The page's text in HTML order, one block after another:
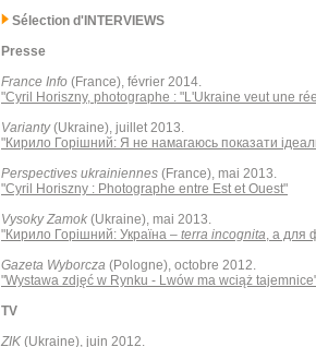
Sélection d'INTERVIEWS
Presse
France Info (France), février 2014.
"Cyril Horiszny, photographe : "L'Ukraine veut une
Varianty(Ukraine), juillet 2013.
"Кирило Горішний: Я не намагаюсь показати
Perspectives ukrainiennes (France), mai 2013.
"Cyril Horiszny : Photographe entre Est et Ouest"
Vysoky Zamok (Ukraine), mai 2013.
"Кирило Горішний: Україна – terra incognita, а для
Gazeta Wyborcza (Pologne), octobre 2012.
"Wystawa zdjęć w Rynku - Lwów ma wciąż
TV
ZIK (Ukraine), juin 2012.